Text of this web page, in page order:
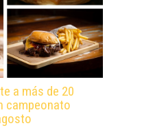
a más de 20
campeonato